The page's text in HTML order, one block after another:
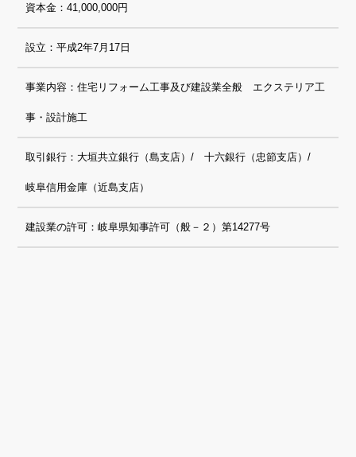
資本金：41,000,000円
設立：平成2年7月17日
事業内容：住宅リフォーム工事及び建設業全般 エクステリア工
事・設計施工
取引銀行：大垣共立銀行（島支店）/ 十六銀行（忠節支店）/
岐阜信用金庫（近島支店）
建設業の許可：岐阜県知事許可（般－２）第14277号